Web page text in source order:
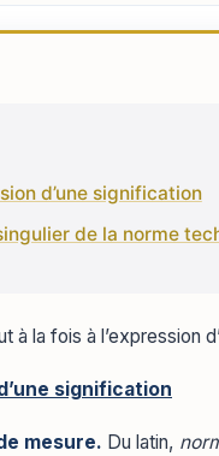
d’une signification
de la norme
à la fois à l’expression
signification
mesure. Du latin,